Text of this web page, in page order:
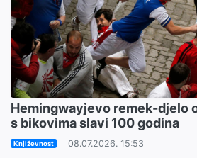
Hemingwayjevo remek-djelo
s bikovima slavi 100 godina
Književnost 08.07.2026. 15:53